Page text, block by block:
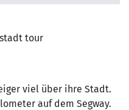
viel über ihre Stadt.
auf dem Segway.